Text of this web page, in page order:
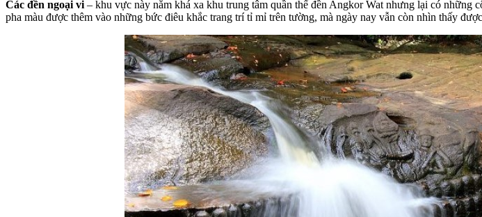
Các đền ngoại vi – khu vực này nằm khá xa khu trung tâm quần thể đền Angkor Wat nhưng lại có những
pha màu được thêm vào những bức điêu khắc trang trí tỉ mỉ trên tường, mà ngày nay vẫn còn nhìn thấy